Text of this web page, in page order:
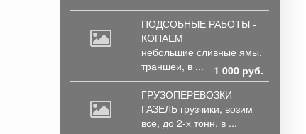
ПОДСОБНЫЕ РАБОТЫ -
КОПАЕМ
небольшие сливные ямы,
траншеи, в ...
1 000 руб.
ГРУЗОПЕРЕВОЗКИ -
ГАЗЕЛЬ грузчики, возим
всё, до 2-х тонн, в ...